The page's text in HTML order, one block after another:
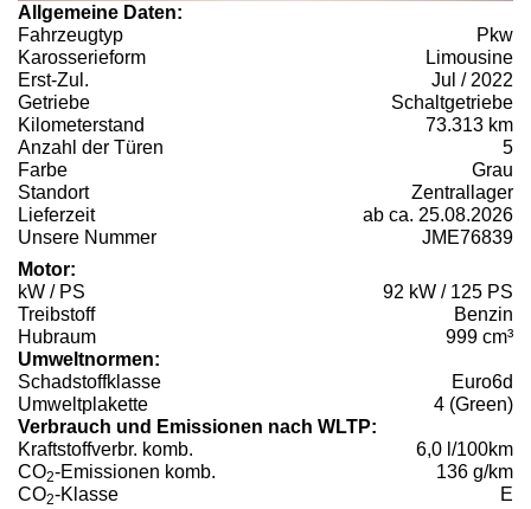
Allgemeine Daten:
Fahrzeugtyp
Pkw
Karosserieform
Limousine
Erst-Zul.
Jul / 2022
Getriebe
Schaltgetriebe
Kilometerstand
73.313 km
Anzahl der Türen
5
Farbe
Grau
Standort
Zentrallager
Lieferzeit
ab ca. 25.08.2026
Unsere Nummer
JME76839
Motor:
kW / PS
92 kW / 125 PS
Treibstoff
Benzin
Hubraum
999 cm³
Umweltnormen:
Schadstoffklasse
Euro6d
Umweltplakette
4 (Green)
Verbrauch und Emissionen nach WLTP:
Kraftstoffverbr. komb.
6,0 l/100km
CO2-Emissionen komb.
136 g/km
CO2-Klasse E